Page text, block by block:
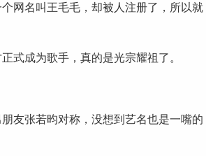
网名叫王毛毛，却被人注册了，所以就
式成为歌手，真的是光宗耀祖了。
友张若昀对称，没想到艺名也是一嘴的